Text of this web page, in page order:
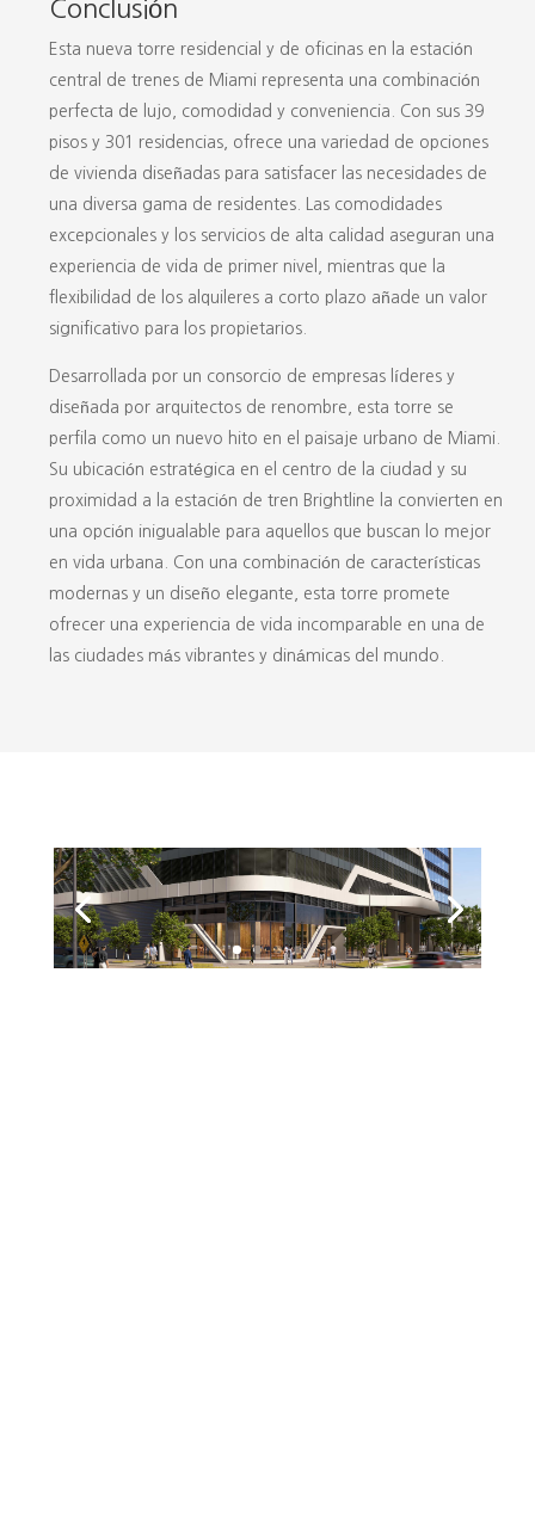
Conclusión
Esta nueva torre residencial y de oficinas en la estación
central de trenes de Miami representa una combinación
perfecta de lujo, comodidad y conveniencia. Con sus 39
pisos y 301 residencias, ofrece una variedad de opciones
de vivienda diseñadas para satisfacer las necesidades de
una diversa gama de residentes. Las comodidades
excepcionales y los servicios de alta calidad aseguran una
experiencia de vida de primer nivel, mientras que la
flexibilidad de los alquileres a corto plazo añade un valor
significativo para los propietarios.
Desarrollada por un consorcio de empresas líderes y
diseñada por arquitectos de renombre, esta torre se
perfila como un nuevo hito en el paisaje urbano de Miami.
Su ubicación estratégica en el centro de la ciudad y su
proximidad a la estación de tren Brightline la convierten en
una opción inigualable para aquellos que buscan lo mejor
en vida urbana. Con una combinación de características
modernas y un diseño elegante, esta torre promete
ofrecer una experiencia de vida incomparable en una de
las ciudades más vibrantes y dinámicas del mundo.